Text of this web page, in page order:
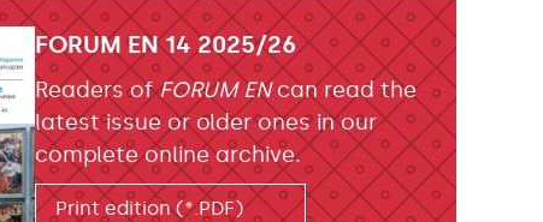
FORUM EN 14 2025/26
Readers ofFORUM ENcan read the
latest issue or older ones in our
complete online archive.
Print edition (*.PDF)